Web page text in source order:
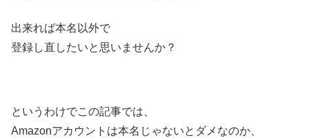
出来れば本名以外で
登録し直したいと思いませんか？
というわけでこの記事では、
Amazonアカウントは本名じゃないとダメなのか、